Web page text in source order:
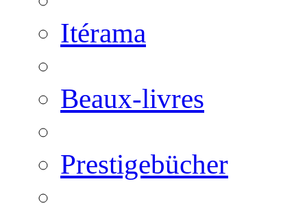
Itérama
Beaux-livres
Prestigebücher